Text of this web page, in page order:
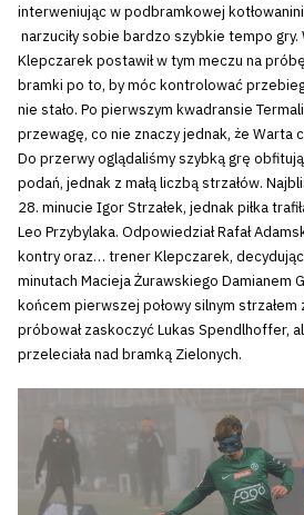
interweniując w podbramkowej
narzuciły sobie bardzo szybkie tempo gry.
Klepczarek postawił w tym meczu na
bramki po to, by móc kontrolować
nie stało. Po pierwszym kwadransie
przewagę, co nie znaczy jednak, że Warta
Do przerwy oglądaliśmy szybką grę
podań, jednak z małą liczbą strzałów.
28. minucie Igor Strzałek, jednak piłka
Leo Przybylaka. Odpowiedział Rafał
kontry oraz… trener Klepczarek,
minutach Macieja Żurawskiego Damianem
końcem pierwszej połowy silnym strzałem
próbował zaskoczyć Lukas Spendlhoffer,
przeleciała nad bramką Zielonych.